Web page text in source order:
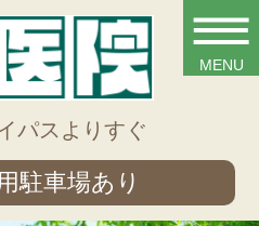
パスよりすぐ
駐車場あり